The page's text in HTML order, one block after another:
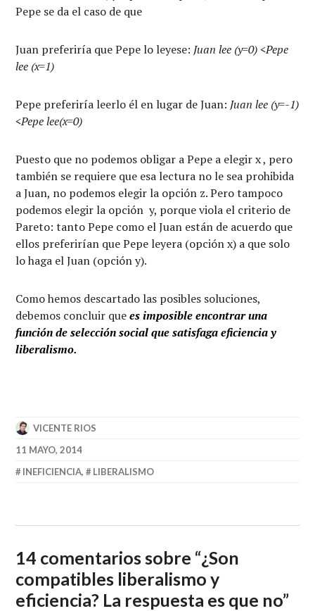
Pepe se da el caso de que
Juan preferiría que Pepe lo leyese: Juan lee (y=0) <Pepe
lee (x=1)
Pepe preferiría leerlo él en lugar de Juan: Juan lee (y=-1)
<Pepe lee(x=0)
Puesto que no podemos obligar a Pepe a elegir x , pero
también se requiere que esa lectura no le sea prohibida
a Juan, no podemos elegir la opción z. Pero tampoco
podemos elegir la opción y, porque viola el criterio de
Pareto: tanto Pepe como el Juan están de acuerdo que
ellos preferirían que Pepe leyera (opción x) a que solo
lo haga el Juan (opción y).
Como hemos descartado las posibles soluciones,
debemos concluir quees imposible encontrar una
función de selección social que satisfaga eficiencia y
liberalismo.
VICENTE RIOS
11 MAYO, 2014
INEFICIENCIA, LIBERALISMO
14 comentarios sobre “¿Son
compatibles liberalismo y
eficiencia? La respuesta es que no”